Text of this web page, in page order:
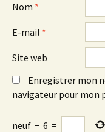
Nom *
E-mail *
Site web
Enregistrer mon
navigateur pour mon
neuf − 6 =